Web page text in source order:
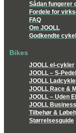
Sådan fungerer
Fordele for
FAQ
Om JOOLL
Godkendte
Bikes
JOOLL el-cykler
JOOLL – S-
JOOLL
JOOLL Race &
JOOLL – Uden
JOOLL
Tilbehør &
Størrelsesguide